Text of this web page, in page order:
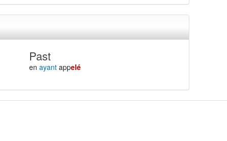
Past
enayant appelé